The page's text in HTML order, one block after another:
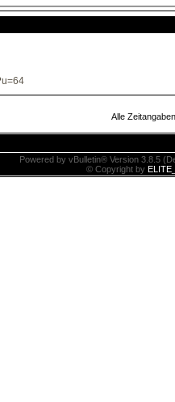
Alle
Powered by vBulletin® Version 3.8.5
© Copyright by